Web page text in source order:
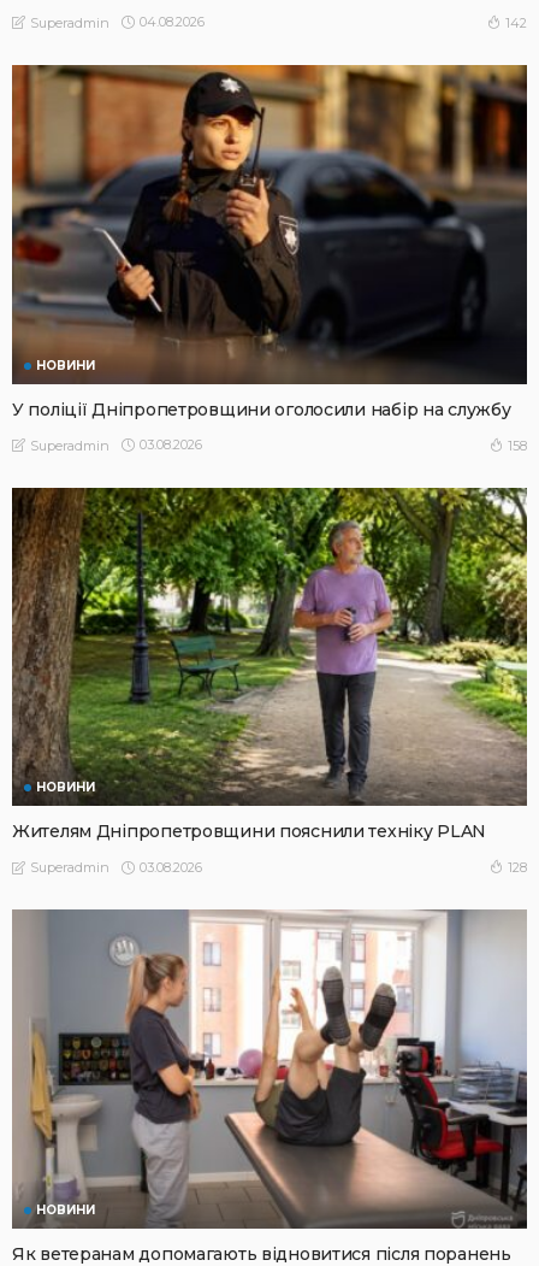
Superadmin 04.08.2026 142
НОВИНИ
У поліції Дніпропетровщини оголосили набір на службу
Superadmin 03.08.2026 158
НОВИНИ
Жителям Дніпропетровщини пояснили техніку PLAN
Superadmin 03.08.2026 128
НОВИНИ
Як ветеранам допомагають відновитися після поранень